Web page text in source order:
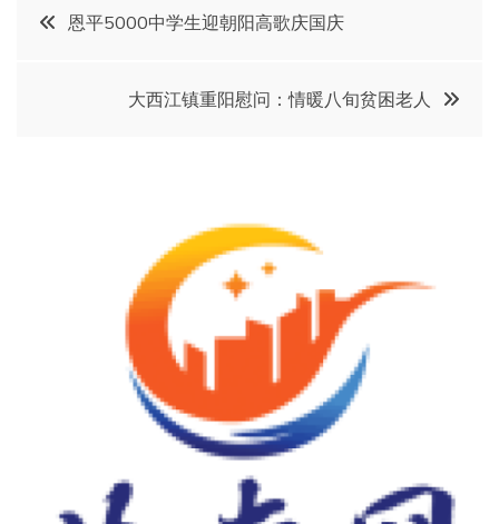
文
恩平5000中学生迎朝阳高歌庆国庆
大西江镇重阳慰问：情暖八旬贫困老人